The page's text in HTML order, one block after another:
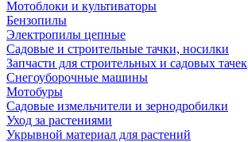
Мотоблоки и культиваторы
Бензопилы
Электропилы цепные
Садовые и строительные тачки, носилки
Запчасти для строительных и садовых тачек
Снегоуборочные машины
Мотобуры
Садовые измельчители и зернодробилки
Уход за растениями
Укрывной материал для растений